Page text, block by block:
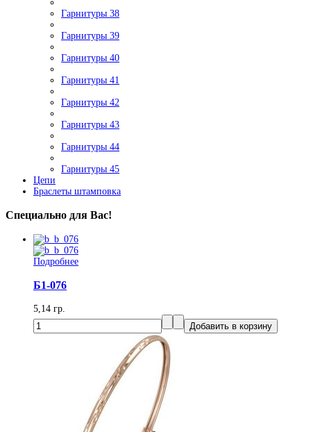
Гарнитуры 38
Гарнитуры 39
Гарнитуры 40
Гарнитуры 41
Гарнитуры 42
Гарнитуры 43
Гарнитуры 44
Гарнитуры 45
Цепи
Браслеты штамповка
Специально для Вас!
Подробнее
Б1-076
5,14 гр.